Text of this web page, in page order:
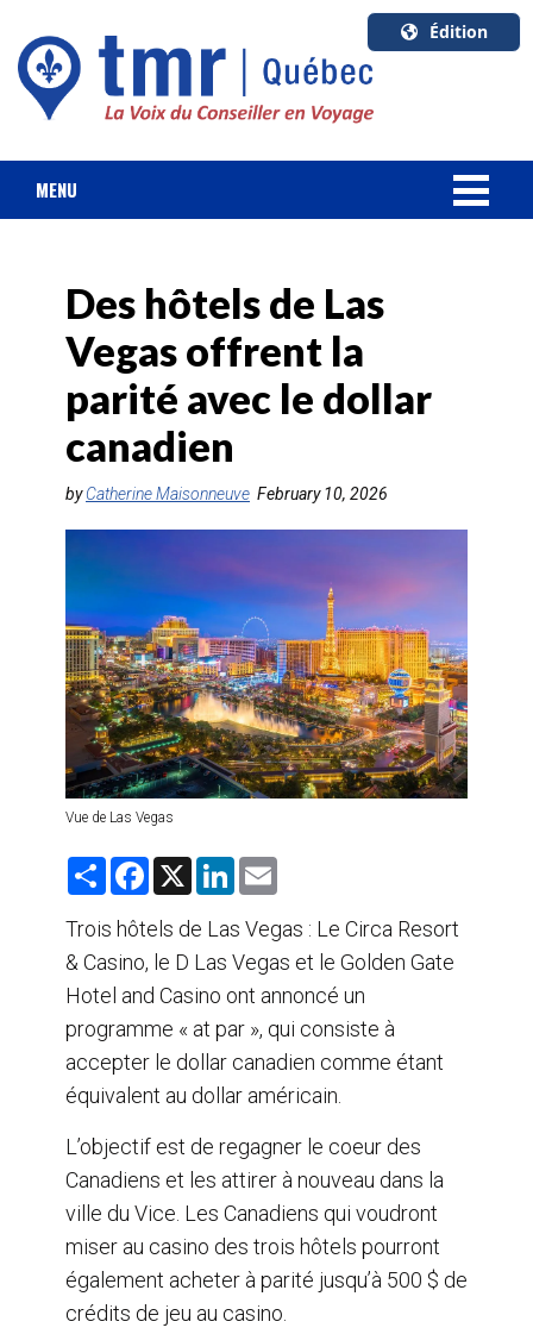
Édition
U.S.A.
English
Canada
MENU
FORFAIT VACANCES
CROISIÈRES
HOTELS & RESORTS
DESTINATIONS
AGENTS DE VOYAGE
FORMATION & RESSOURCES
Des hôtels de Las
Vegas offrent la
parité avec le dollar
canadien
byCatherine Maisonneuve February 10, 2026
Vue de Las Vegas
S
r
e
F
e
b
o
k
X
L
k
e
d
n
i
l
Trois hôtels de Las Vegas : Le Circa Resort
& Casino, le D Las Vegas et le Golden Gate
Hotel and Casino ont annoncé un
programme « at par », qui consiste à
accepter le dollar canadien comme étant
équivalent au dollar américain.
L’objectif est de regagner le coeur des
Canadiens et les attirer à nouveau dans la
ville du Vice. Les Canadiens qui voudront
miser au casino des trois hôtels pourront
également acheter à parité jusqu’à 500 $ de
crédits de jeu au casino.